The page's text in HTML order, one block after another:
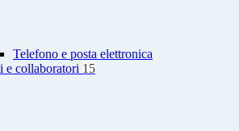
Telefono e posta elettronica
e collaboratori 15